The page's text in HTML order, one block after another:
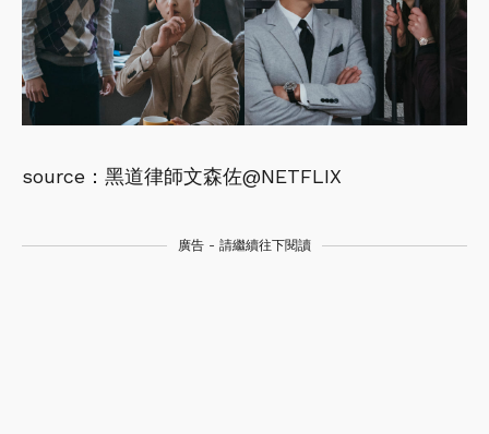
source：黑道律師文森佐@NETFLIX
廣告 - 請繼續往下閱讀